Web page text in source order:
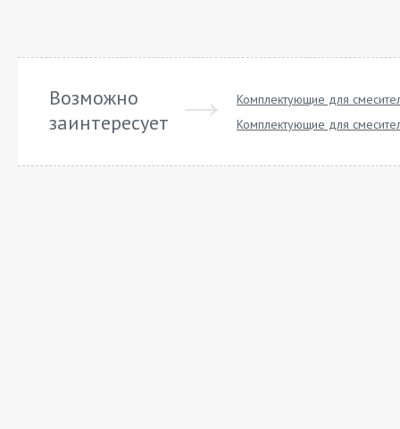
Возможно
заинтересует
Комплектующие для
Комплектующие для